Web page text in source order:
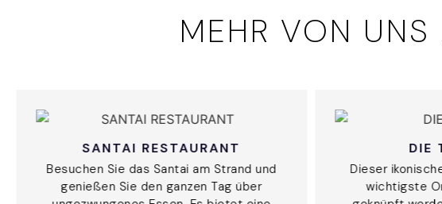
MEHR VON UNS
SANTAI RESTAURANT
Besuchen Sie das Santai am Strand und
genießen Sie den ganzen Tag über
DIE
Dieser
wichtigste